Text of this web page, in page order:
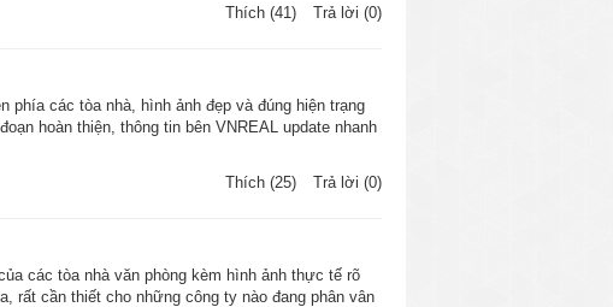
văn phòng cho thuê ở quận 1 luôn có giá
sẽ giúp doanh nghiệp tăng thêm
thì việc làm ăn lại càng thuận buồm xuôi
Thích (41)
Trả lời (0)
các tòa nhà, hình ảnh đẹp và đúng hiện trạng
hoàn thiện, thông tin bên VNREAL update nhanh
Thích (25)
Trả lời (0)
các tòa nhà văn phòng kèm hình ảnh thực tế rõ
rất cần thiết cho những công ty nào đang phân vân